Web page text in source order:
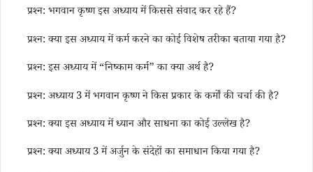
प्रश्न: भगवान कृष्ण इस अध्याय में किससे संवाद कर रहे हैं?
प्रश्न: क्या इस अध्याय में कर्म करने का कोई विशेष तरीका बताया गया है?
प्रश्न: इस अध्याय में “निष्काम कर्म” का क्या अर्थ है?
प्रश्न: अध्याय 3 में भगवान कृष्ण ने किस प्रकार के कर्मों की चर्चा की है?
प्रश्न: क्या इस अध्याय में ध्यान और साधना का कोई उल्लेख है?
प्रश्न: क्या अध्याय 3 में अर्जुन के संदेहों का समाधान किया गया है?